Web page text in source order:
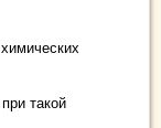
такой